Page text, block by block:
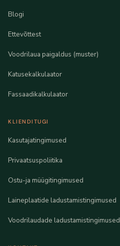
Blogi
Ettevõttest
Voodrilaua paigaldus (muster)
Katusekalkulaator
Fassaadikalkulaator
KLIENDITUGI
Kasutajatingimused
Privaatsuspoliitika
Ostu-ja müügitingimused
Laineplaatide ladustamistingimused
Voodrilaudade ladustamistingimused